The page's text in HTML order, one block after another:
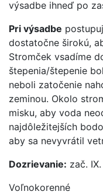
výsadbe ihneď po
Pri výsadbe
dostatočne širokú,
Stromček vsadíme
štepenia/štepenie
neboli zatočenie
zeminou. Okolo
misku, aby voda
najdôležitejších
aby sa nevyvrátil
Dozrievanie: zač. IX.
Voľnokorenné